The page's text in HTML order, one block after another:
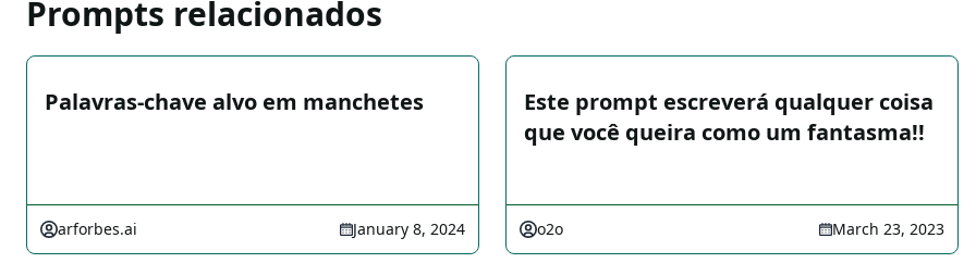
Prompts relacionados
Palavras-chave alvo em manchetes
arforbes.ai January 8, 2024
Este prompt escreverá qualquer coisa
que você queira como um fantasma!!
o2o March 23, 2023